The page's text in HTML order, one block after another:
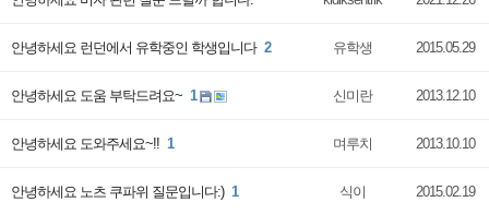
안녕하세요 런던에서 유학중인 학생입니다 2 유학생 2015.05.29
안녕하세요 도움 부탁드려요~ 1 신미란 2013.12.10
안녕하세요 도와주세요~!! 1 며루치 2013.10.10
안녕하세요 노츠 쿠파위 질문입니다:) 1 식이 2015.02.19